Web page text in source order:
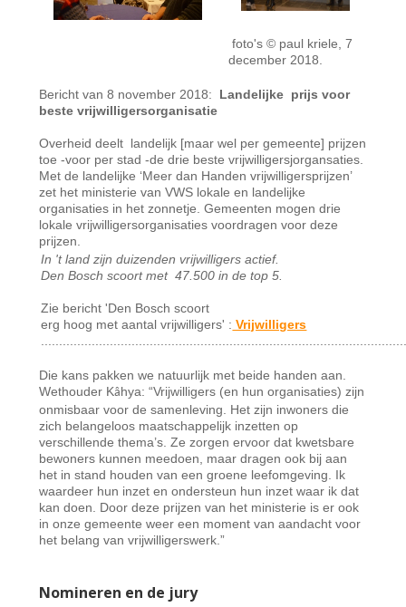
foto's © paul kriele, 7
december 2018.
Bericht van 8 november 2018: Landelijke prijs voor
beste vrijwilligersorganisatie
Overheid deelt landelijk [maar wel per gemeente] prijzen
toe -voor per stad -de drie beste vrijwilligersjorgansaties.
Met de landelijke ‘Meer dan Handen vrijwilligersprijzen’
zet het ministerie van VWS lokale en landelijke
organisaties in het zonnetje. Gemeenten mogen drie
lokale vrijwilligersorganisaties voordragen voor deze
prijzen.
In 't land zijn duizenden vrijwilligers actief.
Den Bosch scoort met 47.500 in de top 5.
Zie bericht 'Den Bosch scoort
erg hoog met aantal vrijwilligers' : Vrijwilligers
Die kans pakken we natuurlijk met beide handen aan.
Wethouder Kâhya: “Vrijwilligers (en hun organisaties) zijn
onmisbaar voor de samenleving. Het zijn inwoners die
zich belangeloos maatschappelijk inzetten op
verschillende thema’s. Ze zorgen ervoor dat kwetsbare
bewoners kunnen meedoen, maar dragen ook bij aan
het in stand houden van een groene leefomgeving. Ik
waardeer hun inzet en ondersteun hun inzet waar ik dat
kan doen. Door deze prijzen van het ministerie is er ook
in onze gemeente weer een moment van aandacht voor
het belang van vrijwilligerswerk.”
Nomineren en de jury